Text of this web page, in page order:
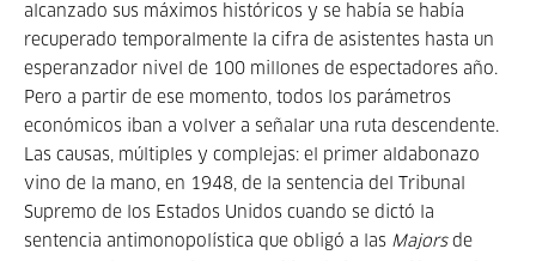
alcanzado sus máximos históricos y se había se había
recuperado temporalmente la cifra de asistentes hasta un
esperanzador nivel de 100 millones de espectadores año.
Pero a partir de ese momento, todos los parámetros
económicos iban a volver a señalar una ruta descendente.
Las causas, múltiples y complejas: el primer aldabonazo
vino de la mano, en 1948, de la sentencia del Tribunal
Supremo de los Estados Unidos cuando se dictó la
sentencia antimonopolística que obligó a las Majorsde